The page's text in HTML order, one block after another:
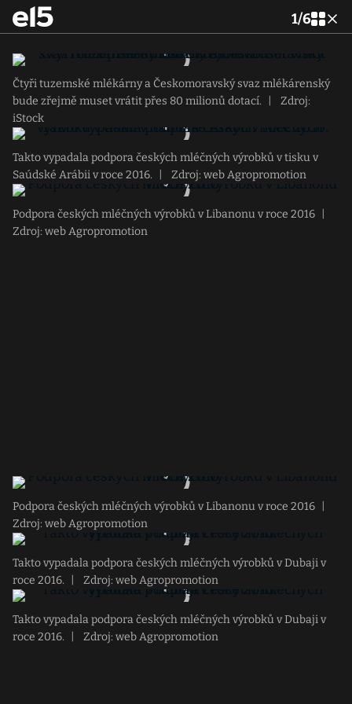
1/6
Čtyři tuzemské mlékárny a Českomoravský svaz mlékárenský
bude zřejmě muset vrátit přes 80 milionů dotací.
Zdroj:
iStock
Takto vypadala podpora českých mléčných výrobků v tisku v
Saúdské Arábii v roce 2016.
Zdroj: web Agropromotion
Podpora českých mléčných výrobků v Libanonu v roce 2016
Zdroj: web Agropromotion
Podpora českých mléčných výrobků v Libanonu v roce 2016
Zdroj: web Agropromotion
Takto vypadala podpora českých mléčných výrobků v Dubaji v
roce 2016.
Zdroj: web Agropromotion
Takto vypadala podpora českých mléčných výrobků v Dubaji v
roce 2016.
Zdroj: web Agropromotion